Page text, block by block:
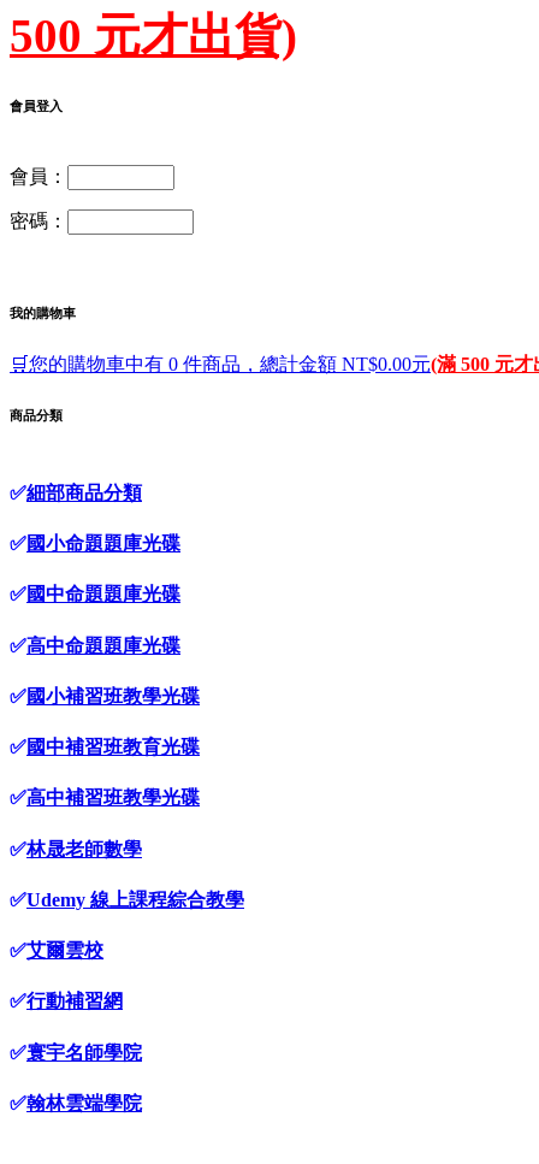
500 元才出貨)
會員登入
會員：
密碼：
我的購物車
🛒您的購物車中有 0 件商品，總計金額 NT$0.00元(滿 500 元才
商品分類
✅細部商品分類
✅國小命題題庫光碟
✅國中命題題庫光碟
✅高中命題題庫光碟
✅國小補習班教學光碟
✅國中補習班教育光碟
✅高中補習班教學光碟
✅林晟老師數學
✅Udemy 線上課程綜合教學
✅艾爾雲校
✅行動補習網
✅寰宇名師學院
✅翰林雲端學院